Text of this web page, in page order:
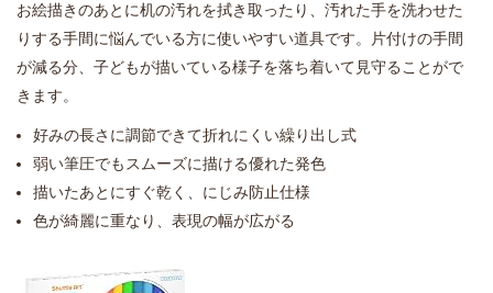
お絵描きのあとに机の汚れを拭き取ったり、汚れた手を洗わせた
りする手間に悩んでいる方に使いやすい道具です。片付けの手間
が減る分、子どもが描いている様子を落ち着いて見守ることがで
きます。
好みの長さに調節できて折れにくい繰り出し式
弱い筆圧でもスムーズに描ける優れた発色
描いたあとにすぐ乾く、にじみ防止仕様
色が綺麗に重なり、表現の幅が広がる